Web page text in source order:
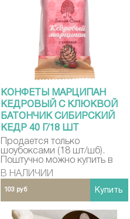
КОНФЕТЫ МАРЦИПАН
КЕДРОВЫЙ С КЛЮКВОЙ
БАТОНЧИК СИБИРСКИЙ
КЕДР 40 Г/18 ШТ
Продается только
шоубоксами (18 шт/шб).
Поштучно можно купить в
розничных магазинах
CEZONI MARKET в Москве
В НАЛИЧИИ
103 руб Купить